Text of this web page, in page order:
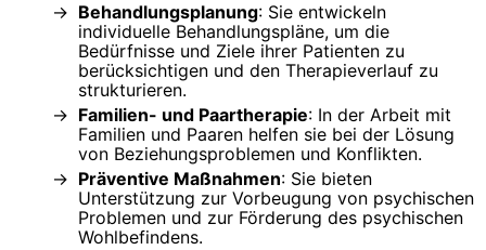
Behandlungsplanung: Sie entwickeln
individuelle Behandlungspläne, um die
Bedürfnisse und Ziele ihrer Patienten zu
berücksichtigen und den Therapieverlauf zu
strukturieren.
Familien- und Paartherapie: In der Arbeit mit
Familien und Paaren helfen sie bei der Lösung
von Beziehungsproblemen und Konflikten.
Präventive Maßnahmen: Sie bieten
Unterstützung zur Vorbeugung von psychischen
Problemen und zur Förderung des psychischen
Wohlbefindens.